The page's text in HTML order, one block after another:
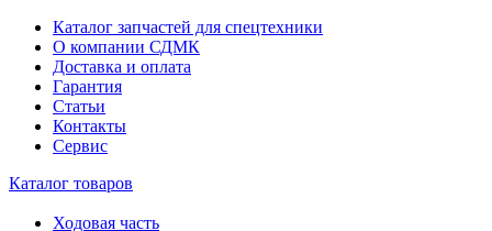
Каталог запчастей для спецтехники
О компании СДМК
Доставка и оплата
Гарантия
Статьи
Контакты
Сервис
Каталог товаров
Ходовая часть